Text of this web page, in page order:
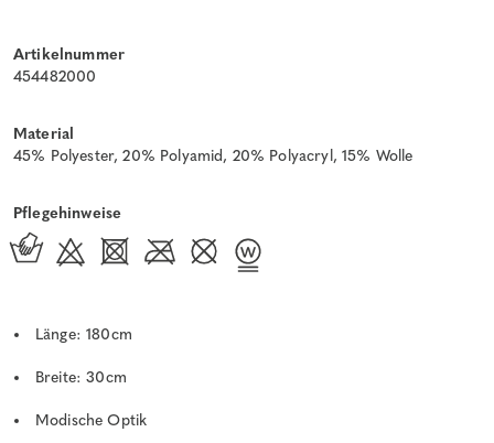
Artikelnummer
454482000
Material
45% Polyester, 20% Polyamid, 20% Polyacryl, 15% Wolle
Pflegehinweise
Länge: 180cm
Breite: 30cm
Modische Optik